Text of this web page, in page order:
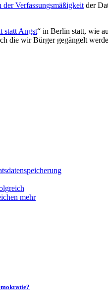
der Verfassungsmäßigkeit der
statt Angst“ in Berlin statt, wie
die wir Bürger gegängelt
mehr